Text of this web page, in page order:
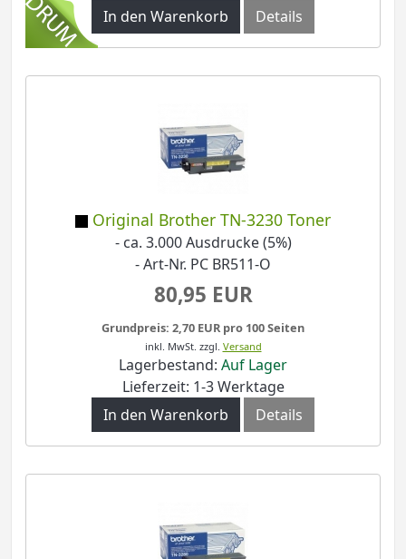
In den Warenkorb
Details
Original Brother TN-3230 Toner
- ca. 3.000 Ausdrucke (5%)
- Art-Nr. PC BR511-O
80,95 EUR
Grundpreis: 2,70 EUR pro 100 Seiten
inkl. MwSt. zzgl. Versand
Lagerbestand: Auf Lager
Lieferzeit: 1-3 Werktage
In den Warenkorb
Details